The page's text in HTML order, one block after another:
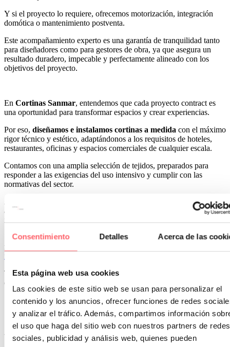
Consentimiento Detalles Acerca de las
Esta página web usa cookies
Las cookies de este sitio web se usan para personalizar el
contenido y los anuncios, ofrecer funciones de redes
y analizar el tráfico. Además, compartimos información
el uso que haga del sitio web con nuestros partners de redes
sociales, publicidad y análisis web, quienes pueden
Y si el proyecto lo requiere, ofrecemos motorización, integración
domótica o mantenimiento postventa.
Este acompañamiento experto es una garantía de tranquilidad tanto
para diseñadores como para gestores de obra, ya que asegura un
resultado duradero, impecable y perfectamente alineado con los
objetivos del proyecto.
En Cortinas Sanmar, entendemos que cada proyecto contract es
una oportunidad para transformar espacios y crear experiencias.
Por eso, diseñamos e instalamos cortinas a medida con el máximo
rigor técnico y estético, adaptándonos a los requisitos de hoteles,
restaurantes, oficinas y espacios comerciales de cualquier escala.
Contamos con una amplia selección de tejidos, preparados para
responder a las exigencias del uso intensivo y cumplir con las
normativas del sector.
Además, ofrecemos asesoramiento personalizado, confección
artesanal y una instalación profesional que garantiza un resultado
impecable.
Si estás desarrollando un proyecto contract y buscas textiles que
marquen la diferencia, te invitamos a
nuestro equipo
Te ayudaremos a encontrar la mejor solución para tu espacio, con la
experiencia, la calidad y el compromiso que nos definen.
¿Te interesa saber más sobre soluciones
textiles para cada estilo?